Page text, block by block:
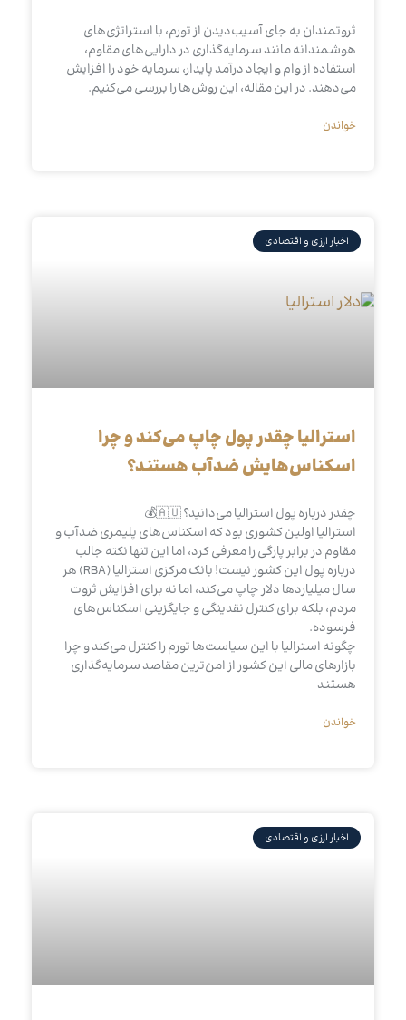
ثروتمندان به جای آسیب‌دیدن از تورم، با استراتژی‌های
هوشمندانه مانند سرمایه‌گذاری در دارایی‌های مقاوم،
استفاده از وام و ایجاد درآمد پایدار، سرمایه خود را افزایش
می‌دهند. در این مقاله، این روش‌ها را بررسی می‌کنیم.
خواندن
اخبار ارزی و اقتصادی
استرالیا چقدر پول چاپ می‌کند و چرا
اسکناس‌هایش ضدآب هستند؟
چقدر درباره پول استرالیا می‌دانید؟ 🇦🇺💰
استرالیا اولین کشوری بود که اسکناس‌های پلیمری ضدآب و
مقاوم در برابر پارگی را معرفی کرد، اما این تنها نکته جالب
درباره پول این کشور نیست! بانک مرکزی استرالیا (RBA) هر
سال میلیاردها دلار چاپ می‌کند، اما نه برای افزایش ثروت
مردم، بلکه برای کنترل نقدینگی و جایگزینی اسکناس‌های
فرسوده.
چگونه استرالیا با این سیاست‌ها تورم را کنترل می‌کند و چرا
بازارهای مالی این کشور از امن‌ترین مقاصد سرمایه‌گذاری
هستند
خواندن
اخبار ارزی و اقتصادی